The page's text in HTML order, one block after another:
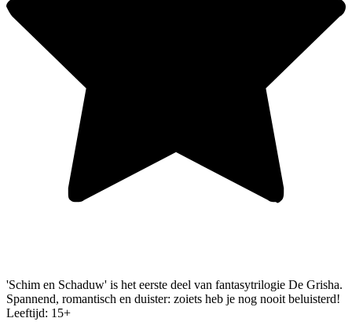
'Schim en Schaduw' is het eerste deel van fantasytrilogie De Grisha.
Spannend, romantisch en duister: zoiets heb je nog nooit beluisterd!
Leeftijd: 15+